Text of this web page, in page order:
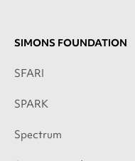
SIMONS FOUNDATION
SFARI
SPARK
Spectrum